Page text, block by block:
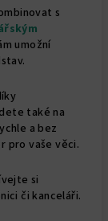
s
umožní
také na
a bez
pro vaše věci.
si
či kanceláři.